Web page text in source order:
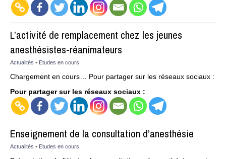
L’activité de remplacement chez les jeunes
anesthésistes-réanimateurs
Actualités • Etudes en cours
Chargement en cours… Pour partager sur les réseaux sociaux :
Pour partager sur les réseaux sociaux :
Enseignement de la consultation d’anesthésie
Actualités • Etudes en cours